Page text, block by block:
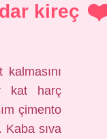
kireç
kat harç
çimento
Kaba sıva